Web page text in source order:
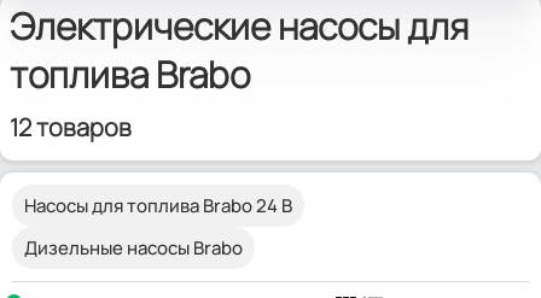
Электрические насосы для
топлива Brabo
12 товаров
Насосы для топлива Brabo 24 В
Дизельные насосы Brabo